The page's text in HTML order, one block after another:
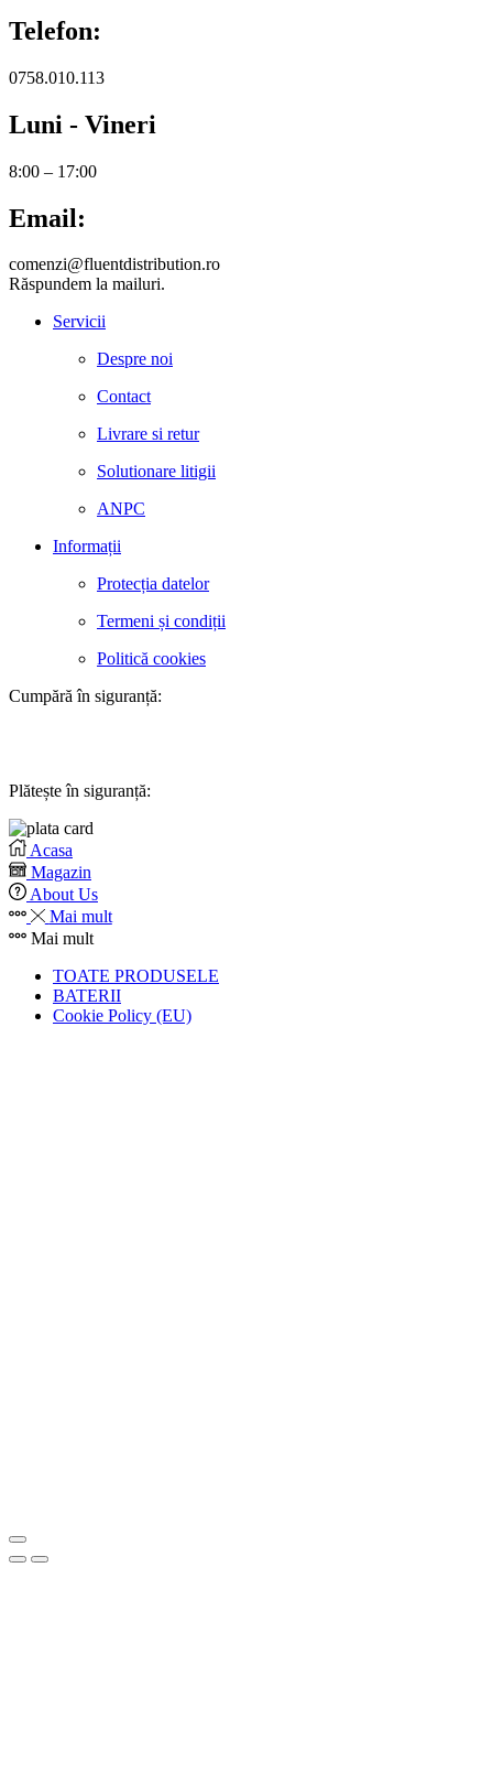
Telefon:
0758.010.113
Luni - Vineri
8:00 – 17:00
Email:
comenzi@fluentdistribution.ro
Răspundem la mailuri.
Servicii
Despre noi
Contact
Livrare si retur
Solutionare litigii
ANPC
Informații
Protecția datelor
Termeni și condiții
Politică cookies
Cumpără în siguranță:
Plătește în siguranță:
Acasa
Magazin
About Us
Mai mult
Mai mult
TOATE PRODUSELE
BATERII
Cookie Policy (EU)